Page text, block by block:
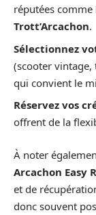
réputées comme
Trott’Arcachon.
Sélectionnez
(scooter vintage,
qui convient le
Réservez vos
offrent de la
À noter
Arcachon Easy
et de
donc souvent